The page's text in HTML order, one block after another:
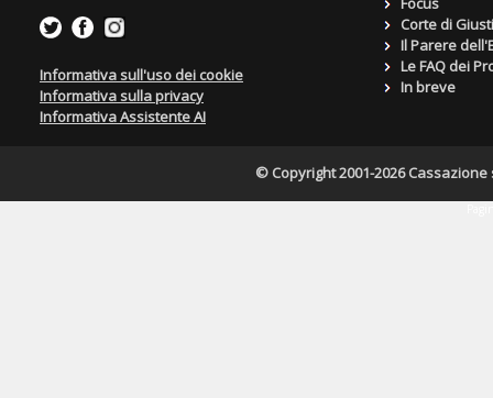
Informativa sull'uso dei cookie
Informativa sulla privacy
Informativa Assistente AI
Corte di
Il Parere
Le FAQ dei
In breve
© Copyright 2001-2026 Cassazione